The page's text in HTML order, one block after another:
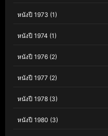
หนังปี 1973 (1)
หนังปี 1974 (1)
หนังปี 1976 (2)
หนังปี 1977 (2)
หนังปี 1978 (3)
หนังปี 1980 (3)